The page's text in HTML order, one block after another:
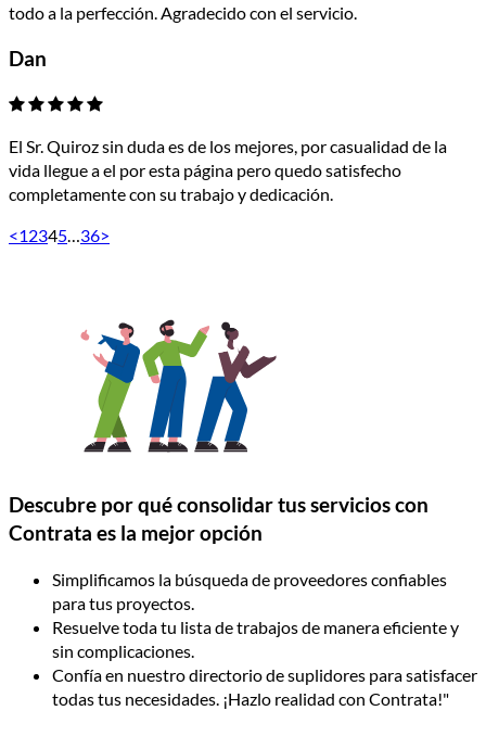
todo a la perfección. Agradecido con el servicio.
Dan
El Sr. Quiroz sin duda es de los mejores, por casualidad de la
vida llegue a el por esta página pero quedo satisfecho
completamente con su trabajo y dedicación.
<12345…36>
Descubre por qué consolidar tus servicios con
Contrata es la mejor opción
Simplificamos la búsqueda de proveedores confiables
para tus proyectos.
Resuelve toda tu lista de trabajos de manera eficiente y
sin complicaciones.
Confía en nuestro directorio de suplidores para satisfacer
todas tus necesidades. ¡Hazlo realidad con Contrata!"